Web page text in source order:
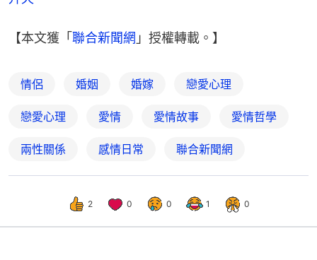
【本文獲「 聯合新聞網 」授權轉載。】
情侶 婚姻 婚嫁 戀愛心理
戀愛心理 愛情 愛情故事 愛情哲學
兩性關係 感情日常 聯合新聞網
2 0 0 1 0